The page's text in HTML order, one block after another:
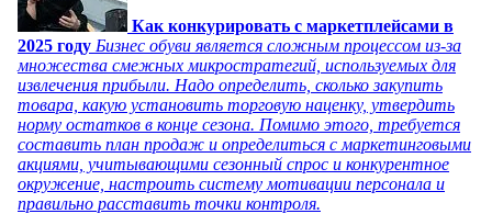
Как конкурировать с маркетплейсами в
2025 году Бизнес обуви является сложным процессом из-за
множества смежных микростратегий, используемых для
извлечения прибыли. Надо определить, сколько закупить
товара, какую установить торговую наценку, утвердить
норму остатков в конце сезона. Помимо этого, требуется
составить план продаж и определиться с маркетинговыми
акциями, учитывающими сезонный спрос и конкурентное
окружение, настроить систему мотивации персонала и
правильно расставить точки контроля.